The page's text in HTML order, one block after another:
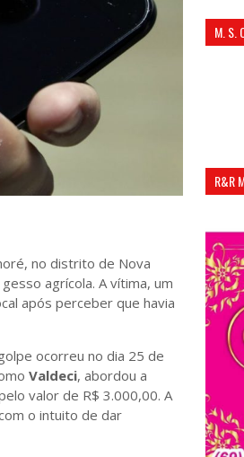
no distrito de Nova
agrícola. A vítima, um
após perceber que havia
ocorreu no dia 25 de
Valdeci, abordou a
valor de R$ 3.000,00. A
o intuito de dar
M. S.
R&R